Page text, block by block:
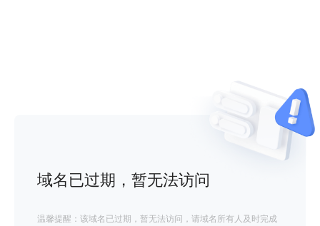
域名已过期，暂无法访问
温馨提醒：该域名已过期，暂无法访问，请域名所有人及时完成